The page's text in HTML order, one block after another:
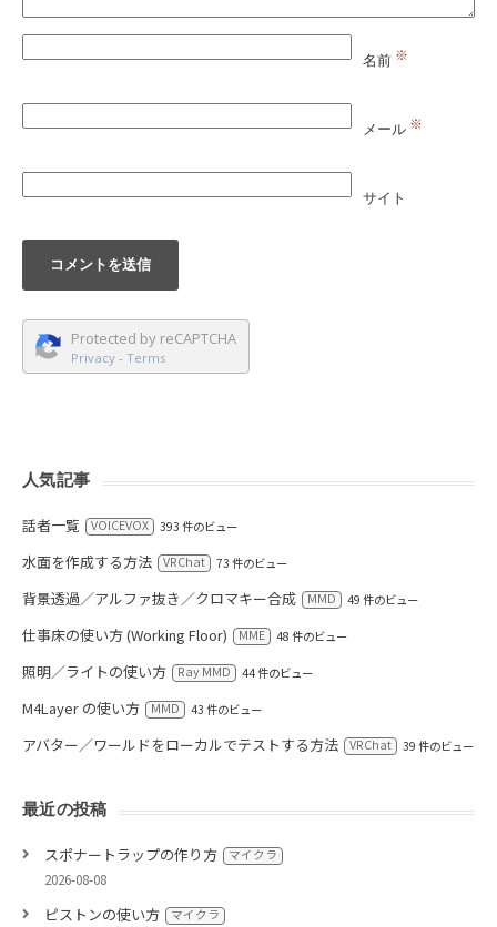
名前 ※
メール ※
サイト
Protected by reCAPTCHA
Privacy - Terms
人気記事
話者一覧 VOICEVOX 393 件のビュー
水面を作成する方法 VRChat 73 件のビュー
背景透過／アルファ抜き／クロマキー合成 MMD 49 件のビュー
仕事床の使い方 (Working Floor) MME 48 件のビュー
照明／ライトの使い方 Ray MMD 44 件のビュー
M4Layer の使い方 MMD 43 件のビュー
アバター／ワールドをローカルでテストする方法 VRChat 39 件のビュー
最近の投稿
スポナートラップの作り方 マイクラ
2026-08-08
ピストンの使い方 マイクラ